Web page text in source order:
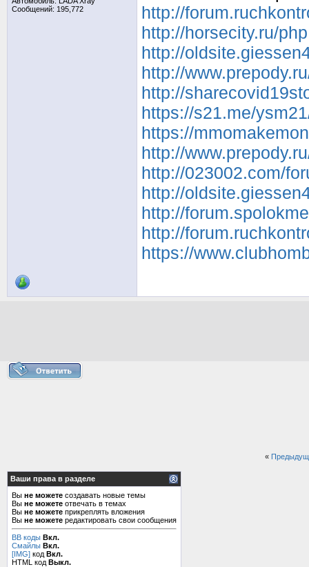
Сообщений: 195,772
http://
http://horsecity.ru/
http://
http://
http://
https://s21.me/
https://
http://
http://023002.com/
http://
http://
http://
https://
«
Ваши права в разделе
Вы не можете создавать новые темы
Вы не можете отвечать в темах
Вы не можете прикреплять вложения
Вы не можете редактировать свои сообщения
BB коды Вкл.
Смайлы Вкл.
[IMG] код Вкл.
HTML код Выкл.